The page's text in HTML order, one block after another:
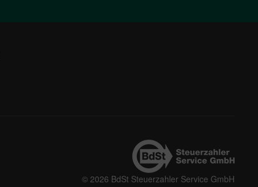
© 2026 BdSt Steuerzahler Service GmbH